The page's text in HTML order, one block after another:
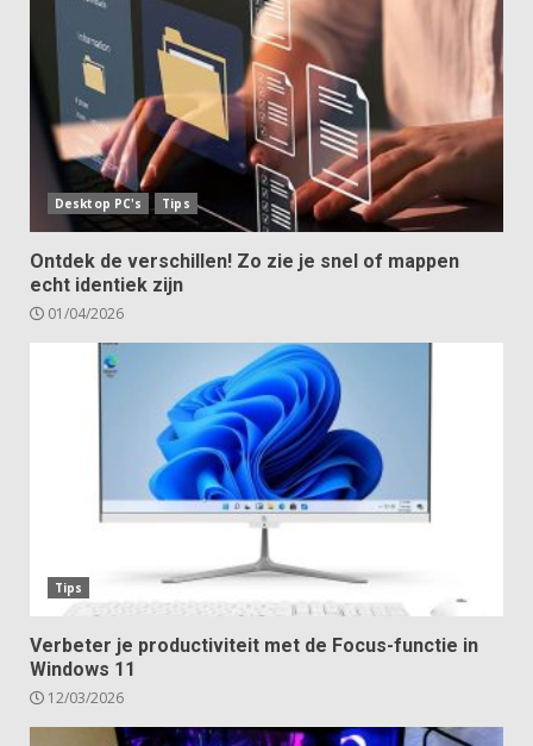
Desktop PC's Tips
Ontdek de verschillen! Zo zie je snel of mappen
echt identiek zijn
01/04/2026
Tips
Verbeter je productiviteit met de Focus-functie in
Windows 11
12/03/2026